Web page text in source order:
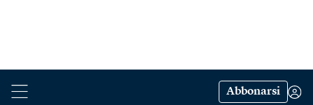
Abbonarsi